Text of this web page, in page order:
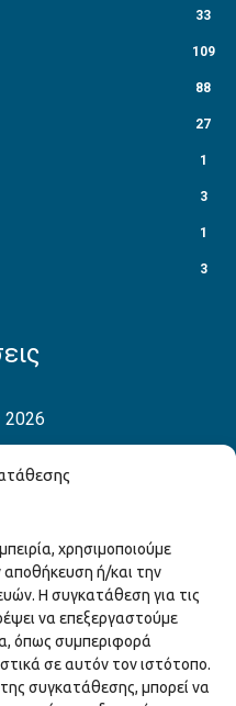
χρησιμοποιούμε
αποθήκευση ή/και την
Η συγκατάθεση για τις
να επεξεργαστούμε
όπως συμπεριφορά
σε αυτόν τον ιστότοπο.
συγκατάθεσης, μπορεί να
33
109
88
27
1
3
1
3
2026
τα Αμερικανικά
το Δικό σου
Μουσικών Σχολείων